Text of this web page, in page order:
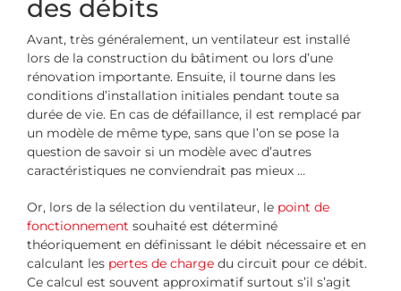
des débits
Avant, très généralement, un ventilateur est installé
lors de la construction du bâtiment ou lors d’une
rénovation importante. Ensuite, il tourne dans les
conditions d’installation initiales pendant toute sa
durée de vie. En cas de défaillance, il est remplacé par
un modèle de même type, sans que l’on se pose la
question de savoir si un modèle avec d’autres
caractéristiques ne conviendrait pas mieux …
Or, lors de la sélection du ventilateur, le point de
fonctionnement souhaité est déterminé
théoriquement en définissant le débit nécessaire et en
calculant les pertes de charge du circuit pour ce débit.
Ce calcul est souvent approximatif surtout s’il s’agit